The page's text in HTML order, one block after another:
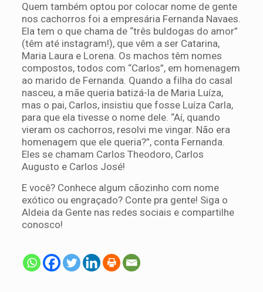
Quem também optou por colocar nome de gente
nos cachorros foi a empresária Fernanda Navaes.
Ela tem o que chama de “três buldogas do amor”
(têm até instagram!), que vêm a ser Catarina,
Maria Laura e Lorena. Os machos têm nomes
compostos, todos com “Carlos”, em homenagem
ao marido de Fernanda. Quando a filha do casal
nasceu, a mãe queria batizá-la de Maria Luíza,
mas o pai, Carlos, insistiu que fosse Luíza Carla,
para que ela tivesse o nome dele. “Aí, quando
vieram os cachorros, resolvi me vingar. Não era
homenagem que ele queria?”, conta Fernanda.
Eles se chamam Carlos Theodoro, Carlos
Augusto e Carlos José!
E você? Conhece algum cãozinho com nome
exótico ou engraçado? Conte pra gente! Siga o
Aldeia da Gente nas redes sociais e compartilhe
conosco!